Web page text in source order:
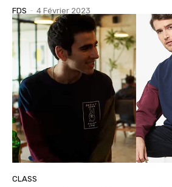
FDS - 4 Février 2023
CLASS